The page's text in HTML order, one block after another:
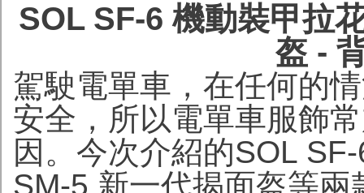
SOL SF-6 機動裝甲拉
盔 -
駕駛電單車，在任何的
安全，所以電單車服飾
因。今次介紹的SOL
SM-5 新一代揭面盔等